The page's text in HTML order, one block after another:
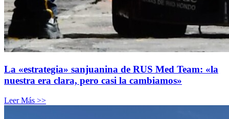
La «estrategia» sanjuanina de RUS Med Team: «la
nuestra era clara, pero casi la cambiamos»
Leer Más >>